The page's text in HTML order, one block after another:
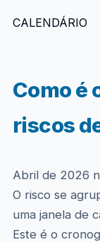
CALENDÁRIO
Como é
riscos
Abril de 2026
O risco se
uma janela de
Este é o